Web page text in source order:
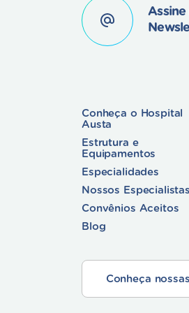
Assine
Conheça o Hospital
Austa
Estrutura e
Equipamentos
Especialidades
Nossos Especialistas
Convênios Aceitos
Blog
Conheça